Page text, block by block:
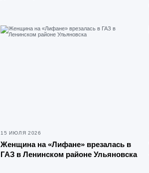
15 ИЮЛЯ 2026
Женщина на «Лифане» врезалась в
ГАЗ в Ленинском районе Ульяновска